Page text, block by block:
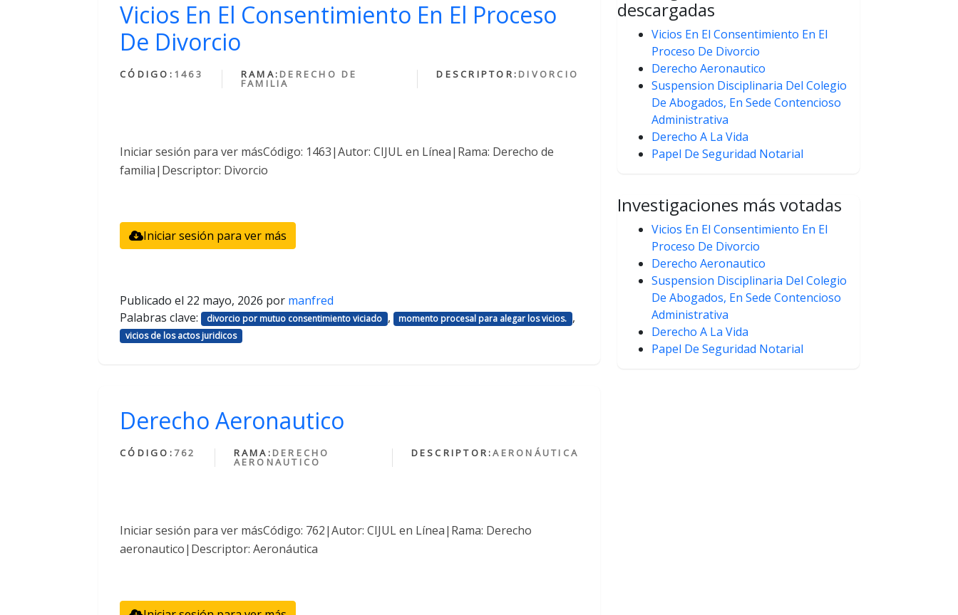
Vicios En El Consentimiento En El Proceso
De Divorcio
CÓDIGO: 1463 RAMA: DERECHO DE
FAMILIA
DESCRIPTOR: DIVORCIO
Iniciar sesión para ver másCódigo: 1463|Autor: CIJUL en Línea|Rama: Derecho de
familia|Descriptor: Divorcio
Iniciar sesión para ver más
Publicado el 22 mayo, 2026 por manfred
Palabras clave:
divorcio por mutuo consentimiento viciado , momento procesal para alegar los vicios. ,
vicios de los actos juridicos
Derecho Aeronautico
CÓDIGO: 762 RAMA: DERECHO
AERONAUTICO
DESCRIPTOR:AERONÁUTICA
Iniciar sesión para ver másCódigo: 762|Autor: CIJUL en Línea|Rama: Derecho
aeronautico|Descriptor: Aeronáutica
descargadas
Vicios En El Consentimiento En El
Proceso De Divorcio
Derecho Aeronautico
Suspension Disciplinaria Del Colegio
De Abogados, En Sede Contencioso
Administrativa
Derecho A La Vida
Papel De Seguridad Notarial
Investigaciones más votadas
Vicios En El Consentimiento En El
Proceso De Divorcio
Derecho Aeronautico
Suspension Disciplinaria Del Colegio
De Abogados, En Sede Contencioso
Administrativa
Derecho A La Vida
Papel De Seguridad Notarial